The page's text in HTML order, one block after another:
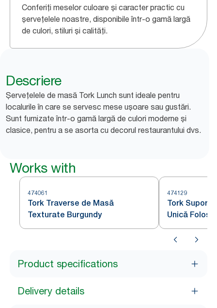
Conferiți meselor culoare și caracter practic cu
șervețelele noastre, disponibile într-o gamă largă
de culori, stiluri și calități.
Descriere
Șervețelele de masă Tork Lunch sunt ideale pentru
localurile în care se servesc mese ușoare sau gustări.
Sunt furnizate într-o gamă largă de culori moderne și
clasice, pentru a se asorta cu decorul restaurantului dvs.
Works with
474061
Tork Traverse de Masă
Texturate Burgundy
474129
Tork
Unică
Product specifications
Delivery details